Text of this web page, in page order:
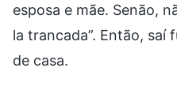
esposa e mãe. Senão,
la trancada”. Então,
de casa.